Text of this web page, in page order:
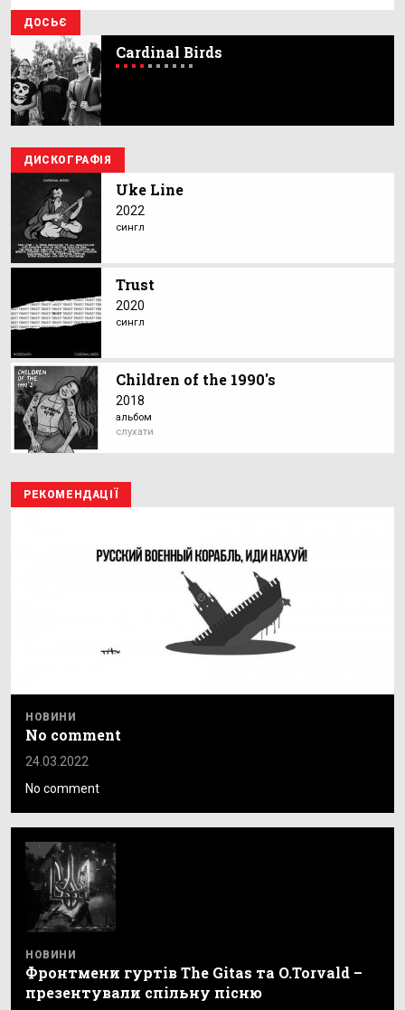
ДОСЬЄ
Cardinal Birds
ДИСКОГРАФІЯ
Uke Line
2022
сингл
Trust
2020
сингл
Children of the 1990's
2018
альбом
слухати
РЕКОМЕНДАЦІЇ
НОВИНИ
No comment
24.03.2022
No comment
НОВИНИ
Фронтмени гуртів The Gitas та O.Torvald –
презентували спільну пісню